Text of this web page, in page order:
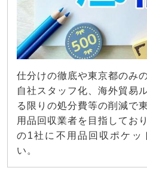
仕分けの徹底や東京都のみ
自社スタッフ化、海外貿易
る限りの処分費等の削減で
用品回収業者を目指してお
の1社に不用品回収ポケッ
い。